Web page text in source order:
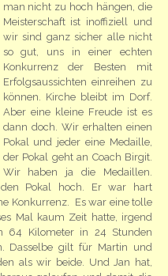
man nicht zu hoch hängen, die
Meisterschaft ist inoffiziell und
wir sind ganz sicher alle nicht
so gut, uns in einer echten
Konkurrenz der Besten mit
Erfolgsaussichten einreihen zu
können. Kirche bleibt im Dorf.
Aber eine kleine Freude ist es
dann doch. Wir erhalten einen
Pokal und jeder eine Medaille,
der Pokal geht an Coach Birgit.
Wir haben ja die Medaillen.
Pokal hoch. Er war hart
Konkurrenz. Es war eine tolle
Mal kaum Zeit hatte, irgend
64 Kilometer in 24 Stunden
Dasselbe gilt für Martin und
als wir beide. Und Jan hat,